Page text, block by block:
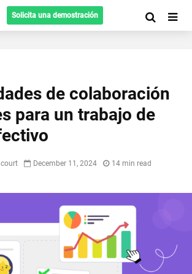
Solicita una demostración
de colaboración
para un trabajo de
December 11, 2024 14 min read